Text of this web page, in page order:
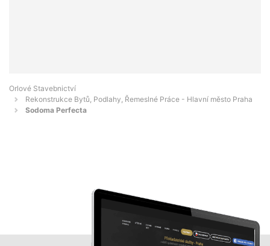
Orlové Stavebnictví
Rekonstrukce Bytů, Podlahy, Řemeslné Práce - Hlavní město Praha
Sodoma Perfecta